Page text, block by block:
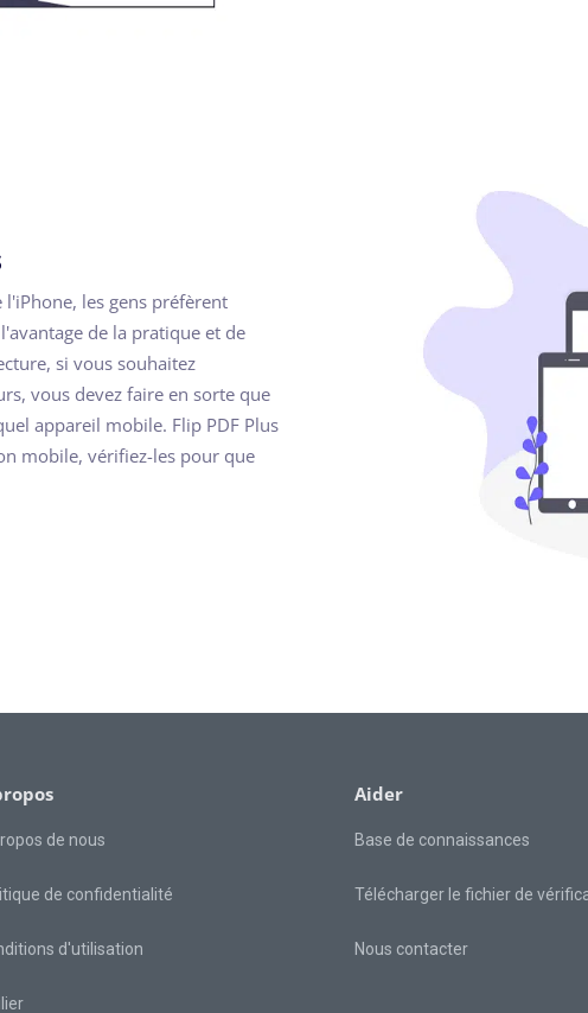
les gens préfèrent
de la pratique et de
si vous souhaitez
vous devez faire en sorte que
appareil mobile. Flip PDF Plus
mobile, vérifiez-les pour que
de nous
de confidentialité
d'utilisation
Aider
Base de connaissances
Télécharger le fichier de
Nous contacter